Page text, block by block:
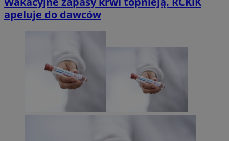
apeluje do dawców